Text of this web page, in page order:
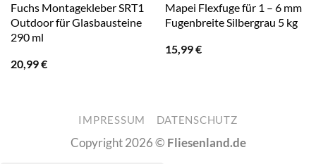
Fuchs Montagekleber SRT1
Outdoor für Glasbausteine
290 ml
20,99€
Mapei Flexfuge für 1 – 6 mm
Fugenbreite Silbergrau 5 kg
15,99€
IMPRESSUM DATENSCHUTZ
Copyright 2026 © Fliesenland.de